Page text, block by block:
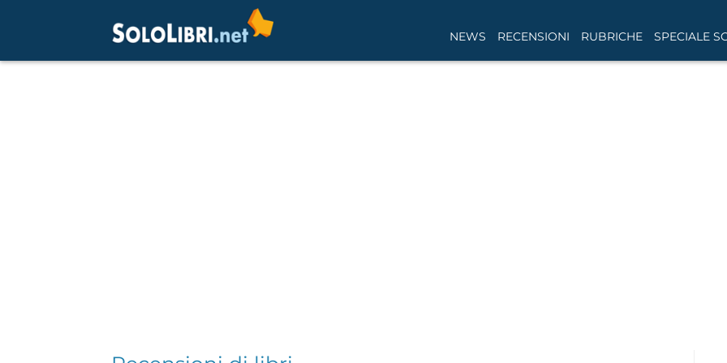
NEWS RECENSIONI RUBRICHE SPECIALE